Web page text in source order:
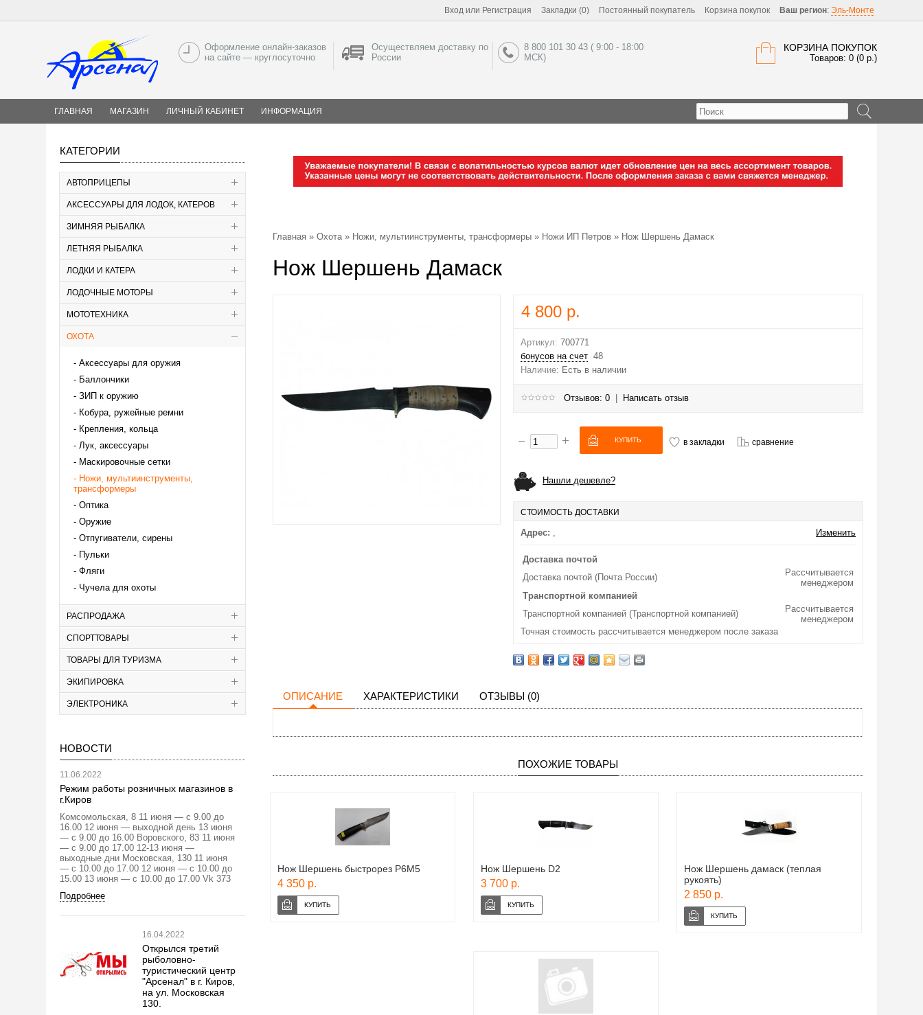
Вход или Регистрация Закладки (0) Постоянный покупатель Корзина покупок Ваш регион: Эль-Монте
КОРЗИНА ПОКУПОК
Товаров: 0 (0 р.)
Оформление онлайн-заказов
на сайте — круглосуточно
Осуществляем доставку по
России
8 800 101 30 43 ( 9:00 - 18:00
МСК)
ГЛАВНАЯ МАГАЗИН ЛИЧНЫЙ КАБИНЕТ ИНФОРМАЦИЯ
КАТЕГОРИИ
АВТОПРИЦЕПЫ
АКСЕССУАРЫ ДЛЯ ЛОДОК, КАТЕРОВ
ЗИМНЯЯ РЫБАЛКА
ЛЕТНЯЯ РЫБАЛКА
ЛОДКИ И КАТЕРА
ЛОДОЧНЫЕ МОТОРЫ
МОТОТЕХНИКА
ОХОТА
Аксессуары для оружия
Баллончики
ЗИП к оружию
Кобура, ружейные ремни
Крепления, кольца
Лук, аксессуары
Маскировочные сетки
Ножи, мультиинструменты,
трансформеры
Оптика
Оружие
Отпугиватели, сирены
Пульки
Фляги
Чучела для охоты
РАСПРОДАЖА
СПОРТТОВАРЫ
ТОВАРЫ ДЛЯ ТУРИЗМА
ЭКИПИРОВКА
ЭЛЕКТРОНИКА
НОВОСТИ
11.06.2022
Режим работы розничных магазинов в
г.Киров
Комсомольская, 8 11 июня — с 9.00 до
16.00 12 июня — выходной день 13 июня
— с 9.00 до 16.00 Воровского, 83 11 июня
— с 9.00 до 17.00 12-13 июня —
выходные дни Московская, 130 11 июня
— с 10.00 до 17.00 12 июня — с 10.00 до
15.00 13 июня — с 10.00 до 17.00 Vk 373
Подробнее
16.04.2022
Открылся третий
рыболовно-
туристический центр
"Арсенал" в г. Киров,
на ул. Московская
130.
Главная » Охота» Ножи, мультиинструменты, трансформеры » Ножи ИП Петров » Нож Шершень Дамаск
Нож Шершень Дамаск
4 800 р.
Артикул: 700771
бонусов на счет 48
Наличие: Есть в наличии
Отзывов: 0 Написать отзыв
в закладки сравнение
Нашли дешевле?
СТОИМОСТЬ ДОСТАВКИ
Адрес: , Изменить
Доставка почтой
Доставка почтой (Почта России)
Рассчитывается
менеджером
Транспортной компанией
Транспортной компанией (Транспортной компанией)
Рассчитывается
менеджером
Точная стоимость рассчитывается менеджером после заказа
ОПИСАНИЕ ХАРАКТЕРИСТИКИ ОТЗЫВЫ (0)
ПОХОЖИЕ ТОВАРЫ
Нож Шершень быстрорез Р6М5
4 350 р.
Нож Шершень D2
3 700 р.
Нож Шершень дамаск (теплая
рукоять)
2 850 р.